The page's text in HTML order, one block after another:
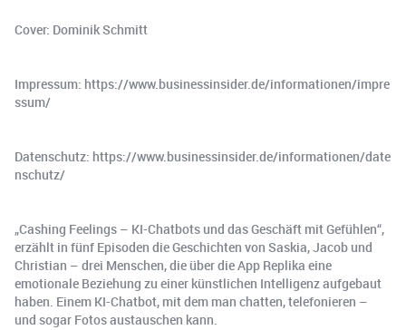
Cover: Dominik Schmitt
Impressum: https://www.businessinsider.de/informationen/impre
ssum/
Datenschutz: https://www.businessinsider.de/informationen/date
nschutz/
„Cashing Feelings – KI-Chatbots und das Geschäft mit Gefühlen“,
erzählt in fünf Episoden die Geschichten von Saskia, Jacob und
Christian – drei Menschen, die über die App Replika eine
emotionale Beziehung zu einer künstlichen Intelligenz aufgebaut
haben. Einem KI-Chatbot, mit dem man chatten, telefonieren –
und sogar Fotos austauschen kann.